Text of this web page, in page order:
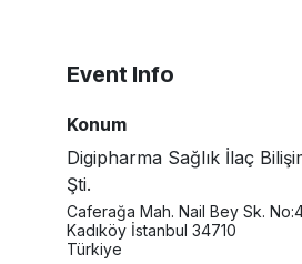
Event Info
Konum
Digipharma Sağlık İlaç
Şti.
Caferağa Mah. Nail Bey Sk.
Kadıköy İstanbul 34710
Türkiye